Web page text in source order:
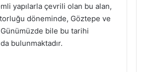
yapılarla çevrili olan bu alan,
döneminde, Göztepe ve
bile bu tarihi
bulunmaktadır.